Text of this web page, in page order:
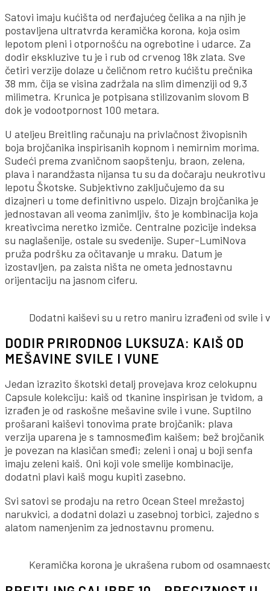
Satovi imaju kućišta od nerđajućeg čelika a na njih je
postavljena ultratvrda keramička korona, koja osim
lepotom pleni i otpornošću na ogrebotine i udarce. Za
dodir ekskluzive tu je i rub od crvenog 18k zlata. Sve
četiri verzije dolaze u čeličnom retro kućištu prečnika
38 mm, čija se visina zadržala na slim dimenziji od 9,3
milimetra. Krunica je potpisana stilizovanim slovom B
dok je vodootpornost 100 metara.
U ateljeu Breitling računaju na privlačnost živopisnih
boja brojčanika inspirisanih kopnom i nemirnim morima.
Sudeći prema zvaničnom saopštenju, braon, zelena,
plava i narandžasta nijansa tu su da dočaraju neukrotivu
lepotu Škotske. Subjektivno zaključujemo da su
dizajneri u tome definitivno uspelo. Dizajn brojčanika je
jednostavan ali veoma zanimljiv, što je kombinacija koja
kreativcima neretko izmiče. Centralne pozicije indeksa
su naglašenije, ostale su svedenije. Super-LumiNova
pruža podršku za očitavanje u mraku. Datum je
izostavljen, pa zaista ništa ne ometa jednostavnu
orijentaciju na jasnom ciferu.
Dodatni kaiševi su u retro maniru izrađeni od svile
DODIR PRIRODNOG LUKSUZA: KAIŠ OD
MEŠAVINE SVILE I VUNE
Jedan izrazito škotski detalj provejava kroz celokupnu
Capsule kolekciju: kaiš od tkanine inspirisan je tvidom, a
izrađen je od raskošne mešavine svile i vune. Suptilno
prošarani kaiševi tonovima prate brojčanik: plava
verzija uparena je s tamnosmeđim kaišem; bež brojčanik
je povezan na klasičan smeđi; zeleni i onaj u boji senfa
imaju zeleni kaiš. Oni koji vole smelije kombinacije,
dodatni plavi kaiš mogu kupiti zasebno.
Svi satovi se prodaju na retro Ocean Steel mrežastoj
narukvici, a dodatni dolazi u zasebnoj torbici, zajedno s
alatom namenjenim za jednostavnu promenu.
Keramička korona je ukrašena rubom od